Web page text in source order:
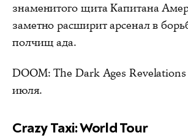
знаменитого щита Капитана
заметно расширит арсенал в
полчищ ада.
DOOM: The Dark Ages
июля.
Crazy Taxi: World Tour